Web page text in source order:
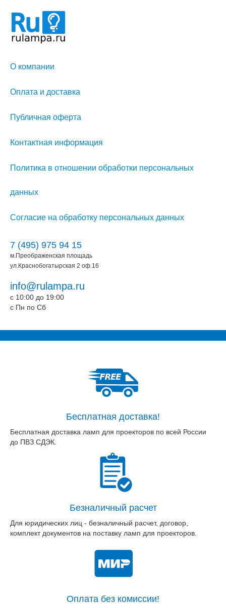
О компании
Оплата и доставка
Публичная оферта
Контактная информация
Политика в отношении обработки персональных
данных
Согласие на обработку персональных данных
7 (495) 975 94 15
м.Преображенская площадь
ул.Краснобогатырская 2 оф.16
info@rulampa.ru
c 10:00 до 19:00
c Пн по Сб
Бесплатная доставка!
Бесплатная доставка ламп для проекторов по всей России
до ПВЗ СДЭК.
Безналичный расчет
Для юридических лиц - безналичный расчет, договор,
комплект документов на поставку ламп для проекторов.
Оплата без комиссии!